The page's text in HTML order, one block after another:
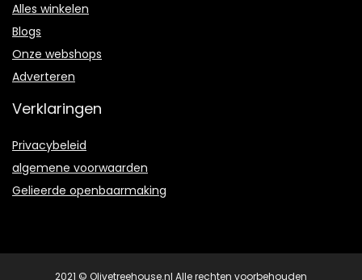
Alles winkelen
Blogs
Onze webshops
Adverteren
Verklaringen
Privacybeleid
algemene voorwaarden
Gelieerde openbaarmaking
2021 © Olivetreehouse.nl Alle rechten voorbehouden